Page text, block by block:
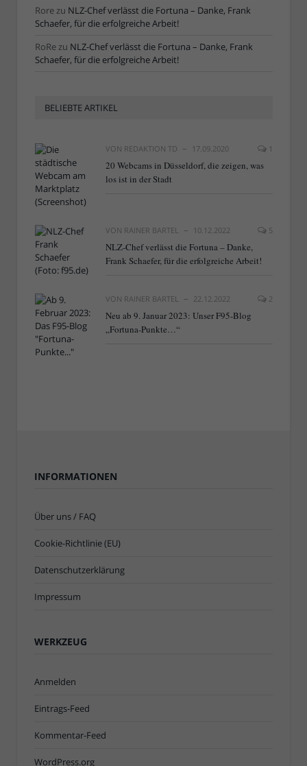
Rorezu NLZ-Chef verlässt die Fortuna – Danke, Frank
Schaefer, für die erfolgreiche Arbeit!
RoRezu NLZ-Chef verlässt die Fortuna – Danke, Frank
Schaefer, für die erfolgreiche Arbeit!
BELIEBTE ARTIKEL
VON REDAKTION TD 17.09.2020 1
20 Webcams in Düsseldorf, die zeigen, was
los ist in der Stadt
VON RAINER BARTEL 10.12.2022 5
NLZ-Chef verlässt die Fortuna – Danke,
Frank Schaefer, für die erfolgreiche Arbeit!
VON RAINER BARTEL 22.12.2022 2
Neu ab 9. Januar 2023: Unser F95-Blog
„Fortuna-Punkte…“
INFORMATIONEN
Über uns / FAQ
Cookie-Richtlinie (EU)
Datenschutzerklärung
Impressum
WERKZEUG
Anmelden
Eintrags-Feed
Kommentar-Feed
WordPress.org